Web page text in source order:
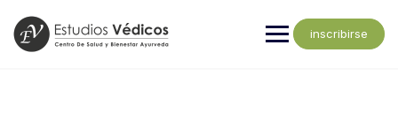
inscribirse